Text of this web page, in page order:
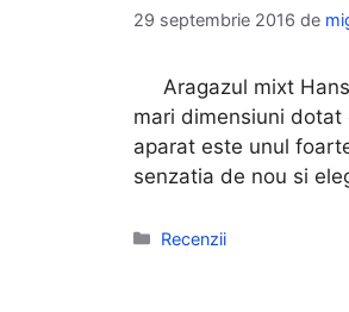
29 septembrie 2016 de
Aragazul mixt
mari dimensiuni
aparat este unul
senzatia de nou si
Categorii
Recenzii